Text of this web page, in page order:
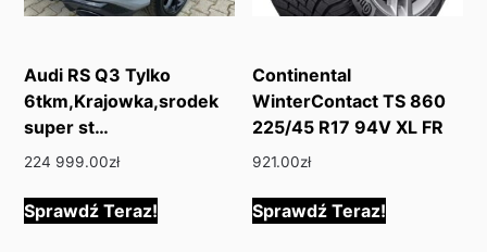
Audi RS Q3 Tylko
6tkm,Krajowka,srodek
super st…
224 999.00zł
Sprawdź Teraz!
Continental
WinterContact TS 860
225/45 R17 94V XL FR
921.00zł
Sprawdź Teraz!